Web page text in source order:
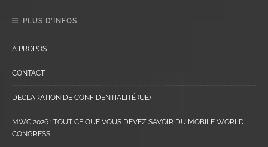
PLUS D’INFOS
À PROPOS
CONTACT
DÉCLARATION DE CONFIDENTIALITÉ (UE)
MWC 2026 : TOUT CE QUE VOUS DEVEZ SAVOIR DU MOBILE WORLD
CONGRESS